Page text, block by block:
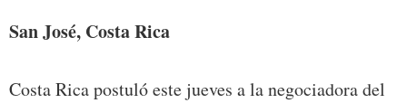
San José, Costa Rica
Costa Rica postuló este jueves a la negociadora del